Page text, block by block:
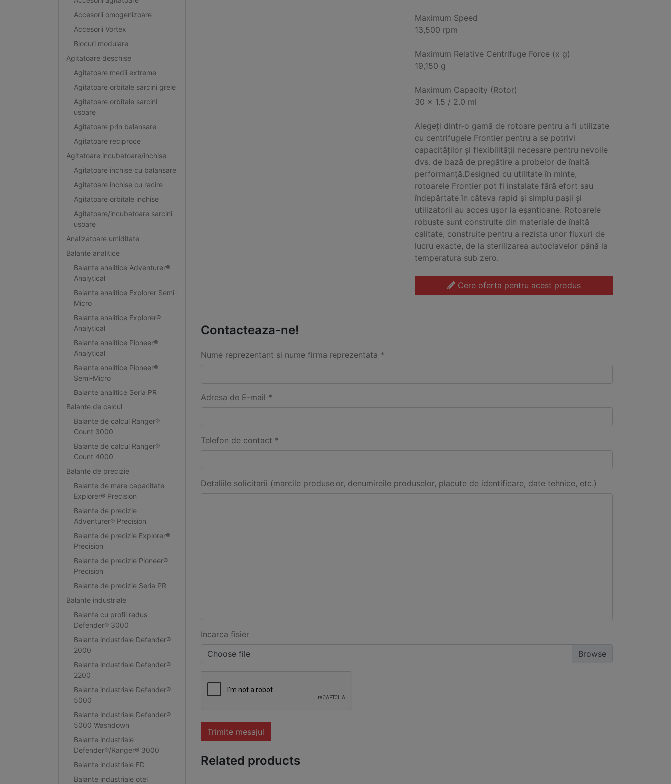
Accesorii omogenizoare
Accesorii Vortex
Blocuri modulare
Agitatoare deschise
Agitatoare medii extreme
Agitatoare orbitale sarcini grele
Agitatoare orbitale sarcini
usoare
Agitatoare prin balansare
Agitatoare reciproce
Agitatoare incubatoare/inchise
Agitatoare inchise cu balansare
Agitatoare inchise cu racire
Agitatoare orbitale inchise
Agitatoare/incubatoare sarcini
usoare
Analizatoare umiditate
Balante analitice
Balante analitice Adventurer®
Analytical
Balante analitice Explorer Semi-
Micro
Balante analitice Explorer®
Analytical
Balante analitice Pioneer®
Analytical
Balante analitice Pioneer®
Semi-Micro
Balante analitice Seria PR
Balante de calcul
Balante de calcul Ranger®
Count 3000
Balante de calcul Ranger®
Count 4000
Balante de precizie
Balante de mare capacitate
Explorer® Precision
Balante de precizie
Adventurer® Precision
Balante de precizie Explorer®
Precision
Balante de precizie Pioneer®
Precision
Balante de precizie Seria PR
Balante industriale
Balante cu profil redus
Defender® 3000
Balante industriale Defender®
2000
Balante industriale Defender®
2200
Balante industriale Defender®
5000
Balante industriale Defender®
5000 Washdown
Balante industriale
Defender®/Ranger® 3000
Balante industriale FD
Balante industriale otel
Maximum Speed
13,500 rpm
Maximum Relative Centrifuge Force (x g)
19,150 g
Maximum Capacity (Rotor)
30 x 1.5 / 2.0 ml
Alegeți dintr-o gamă de rotoare pentru a fi utilizate
cu centrifugele Frontier pentru a se potrivi
capacităților și flexibilității necesare pentru nevoile
dvs. de bază de pregătire a probelor de înaltă
performanță.Designed cu utilitate în minte,
rotoarele Frontier pot fi instalate fără efort sau
îndepărtate în câteva rapid și simplu pașii și
utilizatorii au acces ușor la eșantioane. Rotoarele
robuste sunt construite din materiale de înaltă
calitate, construite pentru a rezista unor fluxuri de
lucru exacte, de la sterilizarea autoclavelor până la
temperatura sub zero.
Cere oferta pentru acest produs
Contacteaza-ne!
Nume reprezentant si nume firma reprezentata *
Adresa de E-mail *
Telefon de contact *
Detaliile solicitarii (marcile produselor, denumireile produselor, placute de identificare, date tehnice, etc.)
Incarca fisier
Choose file
Trimite mesajul
Related products